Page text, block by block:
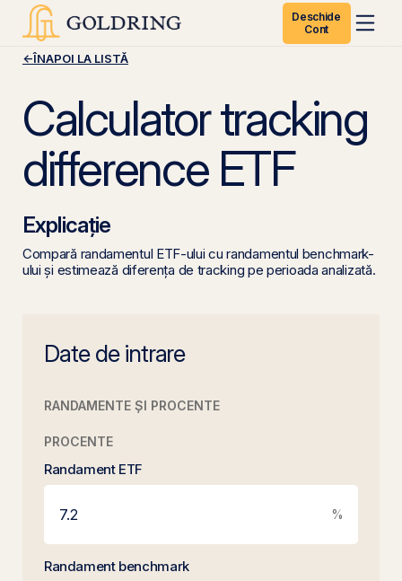
Deschide
Cont
←ÎNAPOI LA LISTĂ
Calculator tracking
difference ETF
Explicație
Compară randamentul ETF-ului cu randamentul benchmark-
ului și estimează diferența de tracking pe perioada analizată.
Date de intrare
RANDAMENTE ȘI PROCENTE
PROCENTE
Randament ETF
%
Randament benchmark